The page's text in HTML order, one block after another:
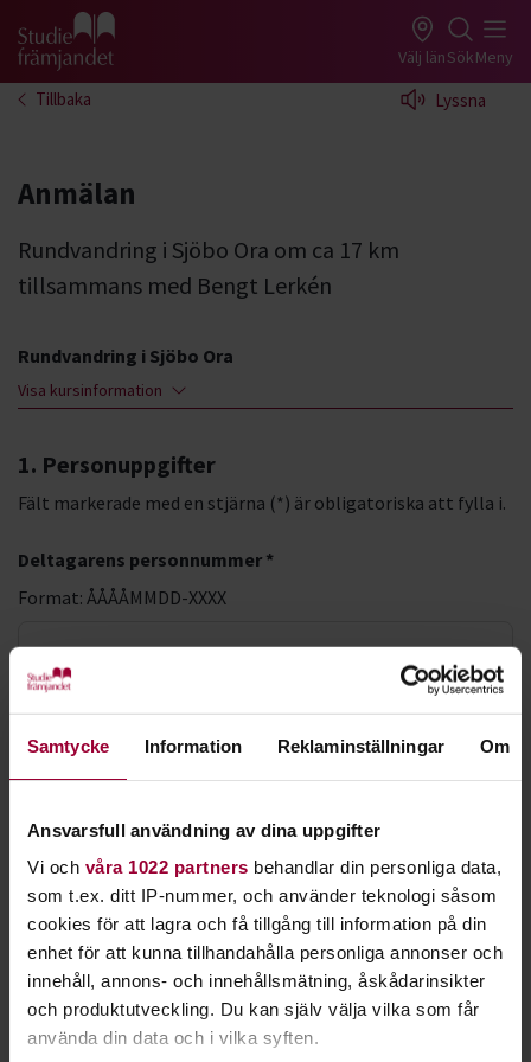
Samtycke Information Reklaminställningar Om
Ansvarsfull användning av dina uppgifter
Vi och våra 1022 partners behandlar din personliga data,
som t.ex. ditt IP-nummer, och använder teknologi såsom
cookies för att lagra och få tillgång till information på din
enhet för att kunna tillhandahålla personliga annonser och
innehåll, annons- och innehållsmätning, åskådarinsikter
och produktutveckling. Du kan själv välja vilka som får
använda din data och i vilka syften.
Gå till studiefrämjandets startsida Välj länSökMeny
Tillbaka Lyssna
Anmälan
Rundvandring i Sjöbo Ora om ca 17 km
tillsammans med Bengt Lerkén
Rundvandring i Sjöbo Ora
Visa kursinformation
1. Personuppgifter
Fält markerade med en stjärna (*) är obligatoriska att fylla i.
Deltagarens personnummer *
Format: ÅÅÅÅMMDD-XXXX
LMA-nummer
Efternamn *
E-postadress *